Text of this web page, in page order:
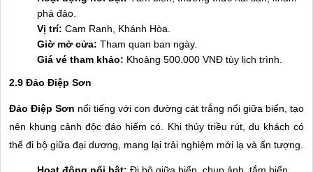
phá đảo.
Vị trí: Cam Ranh, Khánh Hòa.
Giờ mở cửa: Tham quan ban ngày.
Giá vé tham khảo: Khoảng 500.000 VNĐ tùy lịch trình.
2.9 Đảo Điệp Sơn
Đảo Điệp Sơn nổi tiếng với con đường cát trắng nổi giữa biển, tạo
nên khung cảnh độc đáo hiếm có. Khi thủy triều rút, du khách có
thể đi bộ giữa đại dương, mang lại trải nghiệm mới lạ và ấn tượng.
Hoạt động nổi bật: Đi bộ giữa biển, chụp ảnh, tắm biển.